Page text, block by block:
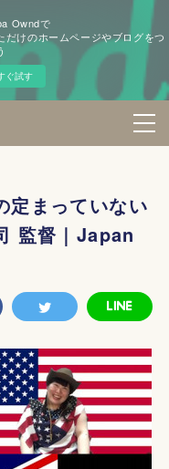
Owndで
だけのホームページやブログをつ
ぐ試す
定まっていない
監督｜Japan